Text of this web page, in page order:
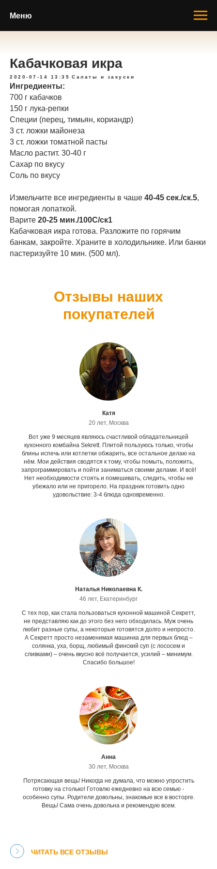
Меню
Кабачковая икра
2020-07-14 13:35 Салаты и закуски
Ингредиенты:
700 г кабачков
150 г лука-репки
Специи (перец, тимьян, кориандр)
3 ст. ложки майонеза
3 ст. ложки томатной пасты
Масло растит. 30-40 г
Сахар по вкусу
Соль по вкусу
Измельчите все ингредиенты в чаше 40-45 сек./ск.5,
помогая лопаткой.
Варите 20-25 мин./100С/ск1
Кабачковая икра готова. Разложите по горячим
банкам, закройте. Храните в холодильнике. Или банки
пастеризуйте 10 мин. (500 мл).
Отзывы наших
покупателей
Катя
20 лет, Москва
Вот уже 9 месяцев являюсь счастливой обладательницей
кухонного комбайна Sekrett. Плитой пользуюсь только, чтобы
блины испечь или котлетки обжарить, все остальное делаю на
нём. Мои действия сводятся к тому, чтобы помыть, положить,
запрограммировать и пойти заниматься своими делами. И всё!
Нет необходимости стоять и помешивать, следить, чтобы не
убежало или не пригорело. На праздник готовить одно
удовольствие: 3-4 блюда одновременно.
Наталья Николаевна К.
46 лет, Екатеринбург
С тех пор, как стала пользоваться кухонной машиной Секретт,
не представляю как до этого без него обходилась. Муж очень
любит разные супы, а некоторые готовятся долго и непросто.
А Секретт просто незаменимая машинка для первых блюд –
солянка, уха, борщ, любимый финский суп (с лососем и
сливками) – очень вкусно всё получается, усилий – минимум.
Спасибо большое!
Анна
30 лет, Москва
Потрясающая вещь! Никогда не думала, что можно упростить
готовку на столько! Готовлю ежедневно на всю семью -
особенно супы. Родители довольны, знакомые все в восторге.
Вещь! Сама очень довольна и рекомендую всем.
ЧИТАТЬ ВСЕ ОТЗЫВЫ